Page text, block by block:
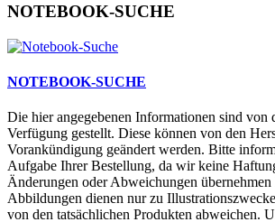
NOTEBOOK-SUCHE
NOTEBOOK-SUCHE
Die hier angegebenen Informationen sind von
Verfügung gestellt. Diese können von den
Vorankündigung geändert werden. Bitte
Aufgabe Ihrer Bestellung, da wir keine
Änderungen oder Abweichungen
Abbildungen dienen nur zu
von den tatsächlichen Produkten abweichen.